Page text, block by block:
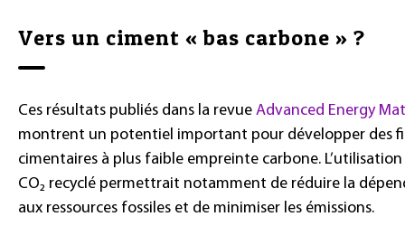
Vers un ciment « bas carbone » ?
Ces résultats publiés dans la revue Advanced Energy
montrent un potentiel important pour développer des
cimentaires à plus faible empreinte carbone. L’utilisation
CO₂ recyclé permettrait notamment de réduire la
aux ressources fossiles et de minimiser les émissions.